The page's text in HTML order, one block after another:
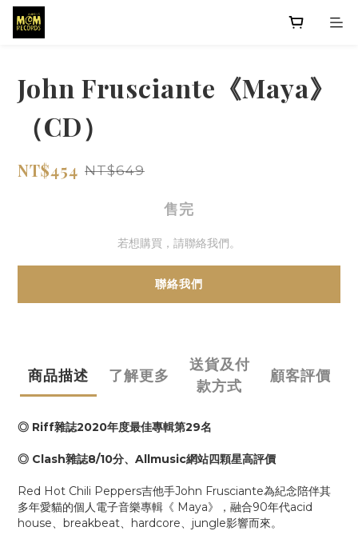
John Frusciante《Maya》
（CD）
NT$454 NT$649
售完
若想購買，請聯絡我們。
聯絡我們
商品描述 了解更多
送貨及付
款方式
顧客評價
◎ Riff雜誌2020年度最佳專輯第29名
◎ Clash雜誌8/10分、Allmusic網站四顆星高評價
Red Hot Chili Peppers吉他手John Frusciante為紀念陪伴其
多年愛貓的個人電子音樂專輯《 Maya》，融合90年代acid
house、breakbeat、hardcore、jungle影響而來。